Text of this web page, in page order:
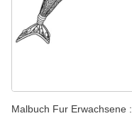
Malbuch Fur Erwachsene :